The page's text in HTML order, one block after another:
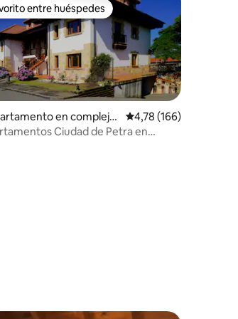
4,84 de 5. 386 evaluaciones
entre huéspedes
entre huéspedes
en complejo
en Santillana del
Calificación promedio:
4,78 (166)
Ciudad de Petra en